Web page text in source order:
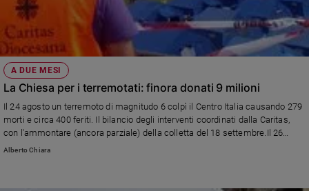
A DUE MESI
La Chiesa per i terremotati: finora donati 9 milioni
Il 24 agosto un terremoto di magnitudo 6 colpì il Centro Italia causando 279
morti e circa 400 feriti. Il bilancio degli interventi coordinati dalla Caritas,
con l'ammontare (ancora parziale) della colletta del 18 settembre.Il 26
ottobre e il 9 novembre il cardinale Angelo Bagnasco visita i paesi devastati
Alberto Chiara